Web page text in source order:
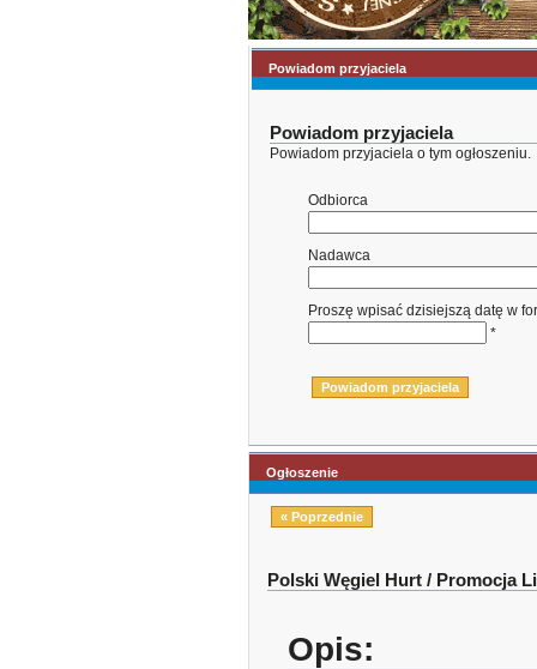
Powiadom przyjaciela
Powiadom przyjaciela
Powiadom przyjaciela o tym ogłoszeniu.
Odbiorca
Nadawca
Proszę wpisać dzisiejszą datę w
*
Ogłoszenie
« Poprzednie
Polski Węgiel Hurt / Promocja
Opis: